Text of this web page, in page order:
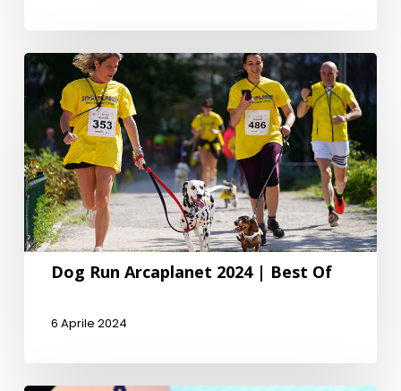
Dog Run Arcaplanet 2024 | Best Of
6 Aprile 2024